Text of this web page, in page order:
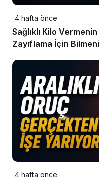
4 hafta önce
Sağlıklı Kilo Vermenin
Zayıflama İçin
4 hafta önce